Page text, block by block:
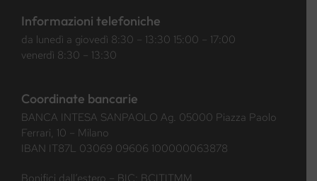
Informazioni telefoniche
da lunedì a giovedì 8:30 – 13:30 15:00 – 17:00
venerdì 8:30 – 13:30
Coordinate bancarie
BANCA INTESA SANPAOLO Ag. 05000 Piazza Paolo
Ferrari, 10 – Milano
IBAN IT87L 03069 09606 100000063878